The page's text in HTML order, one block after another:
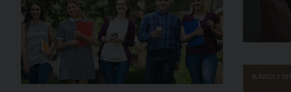
KÁROLI